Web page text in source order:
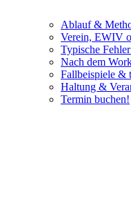
Ablauf &
Verein, EWIV
Typische
Nach dem
Fallbeispiele &
Haltung &
Termin buchen!